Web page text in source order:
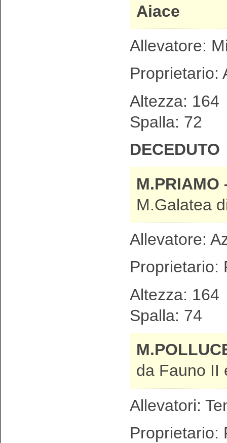
Aiace
Allevatore:
Proprietario:
Altezza:
Spalla: 72
DECEDUTO
M.PRIAMO
M.Galatea
Allevatore:
Proprietario:
Altezza:
Spalla: 74
da Fauno II
Allevatori:
Proprietario: